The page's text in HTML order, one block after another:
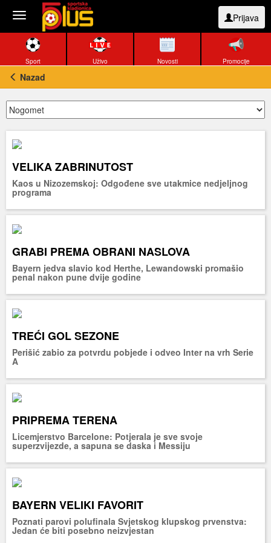
Toggle
navigation
Prijava
Sport Uživo Novosti Promocije
Nazad
VELIKA ZABRINUTOST
Kaos u Nizozemskoj: Odgođene sve utakmice nedjeljnog
programa
GRABI PREMA OBRANI NASLOVA
Bayern jedva slavio kod Herthe, Lewandowski promašio
penal nakon pune dvije godine
TREĆI GOL SEZONE
Perišić zabio za potvrdu pobjede i odveo Inter na vrh Serie
A
PRIPREMA TERENA
Licemjerstvo Barcelone: Potjerala je sve svoje
superzvijezde, a sapuna se daska i Messiju
BAYERN VELIKI FAVORIT
Poznati parovi polufinala Svjetskog klupskog prvenstva:
Jedan će biti posebno neizvjestan